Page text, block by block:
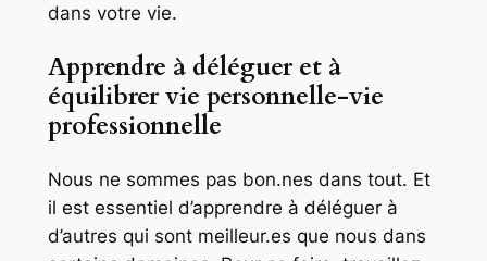
dans votre vie.
Apprendre à déléguer et à
équilibrer vie personnelle-vie
professionnelle
Nous ne sommes pas bon.nes dans tout. Et
il est essentiel d’apprendre à déléguer à
d’autres qui sont meilleur.es que nous dans